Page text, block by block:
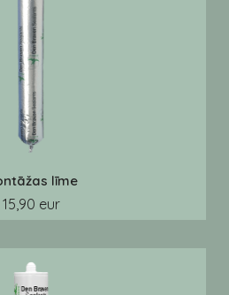
līme
15,90 eur